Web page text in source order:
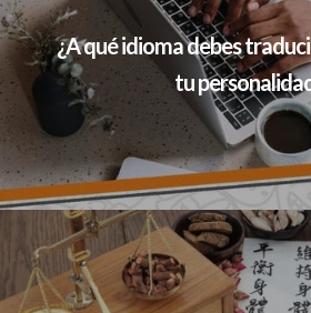
¿A qué idioma debes
tu